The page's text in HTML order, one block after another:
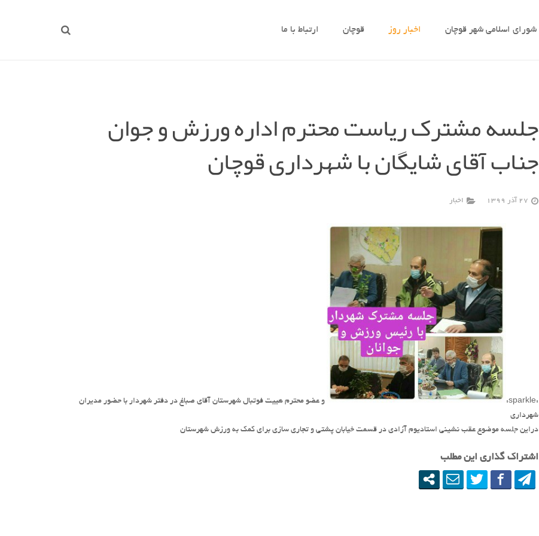
شورای اسلامی شهر قوچان اخبار روز قوچان ارتباط با ما
جلسه مشترک ریاست محترم اداره ورزش و جوان
جناب آقای شایگان با شهرداری قوچان
27 آذر 1399 اخبار
:sparkle:
و عضو محترم هییت فوتبال شهرستان آقای صباغ در دفتر شهردار با حضور مدیران
شهرداری
دراین جلسه موضوع عقب نشینی استادیوم آزادی در قسمت خیابان پشتی و تجاری سازی برای کمک به ورزش شهرستان
اشتراک گذاری این مطلب